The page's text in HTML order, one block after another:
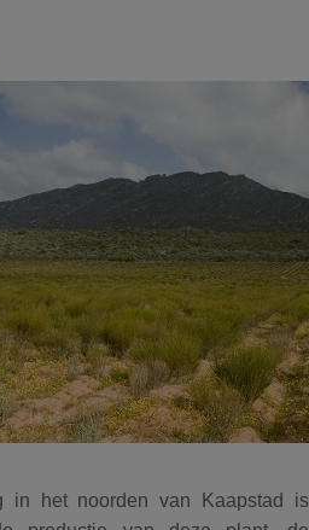
in het noorden van Kaapstad is